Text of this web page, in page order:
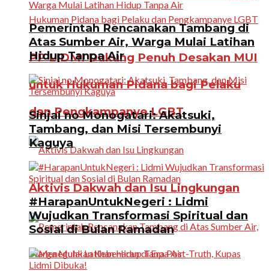
PP LIDMI Dukung Penuh Desakan MUI
untuk Hukuman Pidana bagi Pelaku
dan Pengkampanye LGBT
Aktivis Dakwah dan Isu Lingkungan
Pemerintah Rencanakan Tambang di
Atas Sumber Air, Warga Mulai Latihan
Hidup Tanpa Air
Sinjai no Monogatari: Akatsuki,
Tambang, dan Misi Tersembunyi
Kaguya
#HarapanUntukNegeri : Lidmi
Wujudkan Transformasi Spiritual dan
Sosial di Bulan Ramadan